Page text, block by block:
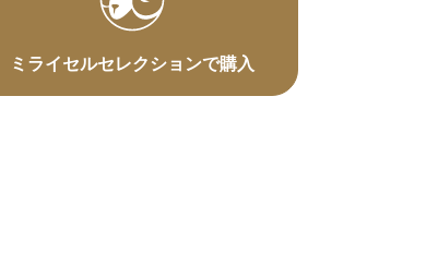
ミライセルセレクションで購入